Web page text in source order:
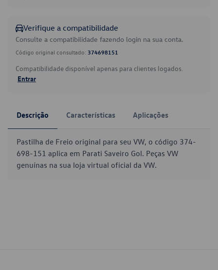
Verifique a compatibilidade
Consulte a compatibilidade fazendo login na sua conta.
Código original consultado: 374698151
Compatibilidade disponível apenas para clientes logados.
Entrar
Descrição Características Aplicações
Pastilha de Freio original para seu VW, o código 374-
698-151 aplica em Parati Saveiro Gol. Peças VW
genuínas na sua loja virtual oficial da VW.